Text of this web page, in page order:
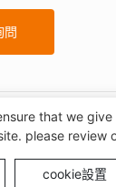
問
市精實自助終端
that we
please review
cookie設置